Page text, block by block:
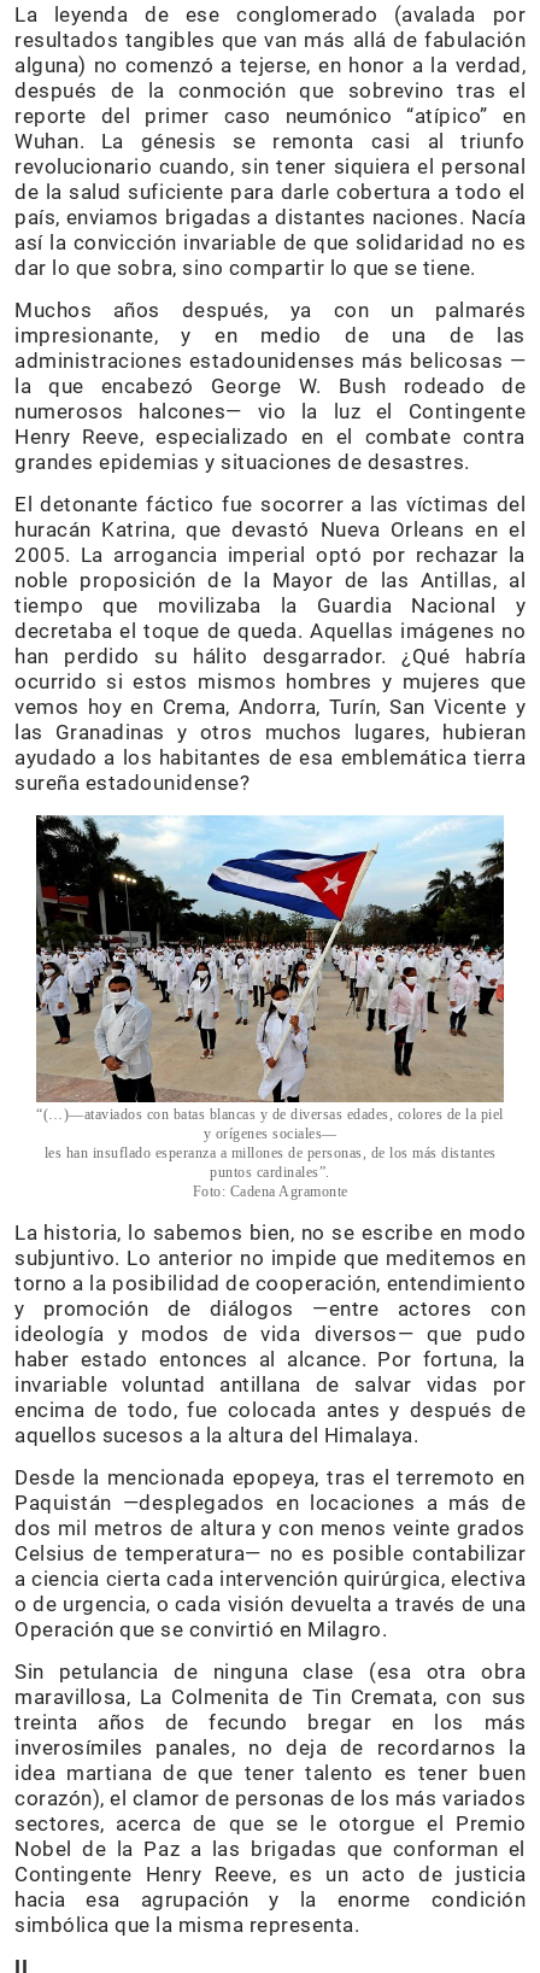
La leyenda de ese conglomerado (avalada por
resultados tangibles que van más allá de fabulación
alguna) no comenzó a tejerse, en honor a la verdad,
después de la conmoción que sobrevino tras el
reporte del primer caso neumónico “atípico” en
Wuhan. La génesis se remonta casi al triunfo
revolucionario cuando, sin tener siquiera el personal
de la salud suficiente para darle cobertura a todo el
país, enviamos brigadas a distantes naciones. Nacía
así la convicción invariable de que solidaridad no es
dar lo que sobra, sino compartir lo que se tiene.
Muchos años después, ya con un palmarés
impresionante, y en medio de una de las
administraciones estadounidenses más belicosas —
la que encabezó George W. Bush rodeado de
numerosos halcones— vio la luz el Contingente
Henry Reeve, especializado en el combate contra
grandes epidemias y situaciones de desastres.
El detonante fáctico fue socorrer a las víctimas del
huracán Katrina, que devastó Nueva Orleans en el
2005. La arrogancia imperial optó por rechazar la
noble proposición de la Mayor de las Antillas, al
tiempo que movilizaba la Guardia Nacional y
decretaba el toque de queda. Aquellas imágenes no
han perdido su hálito desgarrador. ¿Qué habría
ocurrido si estos mismos hombres y mujeres que
vemos hoy en Crema, Andorra, Turín, San Vicente y
las Granadinas y otros muchos lugares, hubieran
ayudado a los habitantes de esa emblemática tierra
sureña estadounidense?
“(…)—ataviados con batas blancas y de diversas edades, colores de la piel
y orígenes sociales—
les han insuflado esperanza a millones de personas, de los más distantes
puntos cardinales”.
Foto: Cadena Agramonte
La historia, lo sabemos bien, no se escribe en modo
subjuntivo. Lo anterior no impide que meditemos en
torno a la posibilidad de cooperación, entendimiento
y promoción de diálogos —entre actores con
ideología y modos de vida diversos— que pudo
haber estado entonces al alcance. Por fortuna, la
invariable voluntad antillana de salvar vidas por
encima de todo, fue colocada antes y después de
aquellos sucesos a la altura del Himalaya.
Desde la mencionada epopeya, tras el terremoto en
Paquistán —desplegados en locaciones a más de
dos mil metros de altura y con menos veinte grados
Celsius de temperatura— no es posible contabilizar
a ciencia cierta cada intervención quirúrgica, electiva
o de urgencia, o cada visión devuelta a través de una
Operación que se convirtió en Milagro.
Sin petulancia de ninguna clase (esa otra obra
maravillosa, La Colmenita de Tin Cremata, con sus
treinta años de fecundo bregar en los más
inverosímiles panales, no deja de recordarnos la
idea martiana de que tener talento es tener buen
corazón), el clamor de personas de los más variados
sectores, acerca de que se le otorgue el Premio
Nobel de la Paz a las brigadas que conforman el
Contingente Henry Reeve, es un acto de justicia
hacia esa agrupación y la enorme condición
simbólica que la misma representa.
II